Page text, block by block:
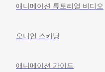
애니메이션 튜토리얼 비디오
오니언 스키닝
애니메이션 가이드